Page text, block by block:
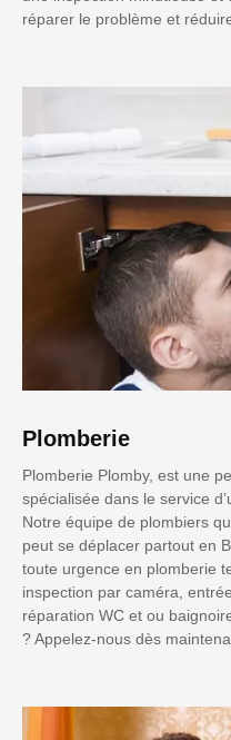
réparer le problème et
Plomberie
Plomberie Plomby, est une
spécialisée dans le service
Notre équipe de plombiers
peut se déplacer partout en
toute urgence en plomberie
inspection par caméra,
réparation WC et ou
? Appelez-nous dès